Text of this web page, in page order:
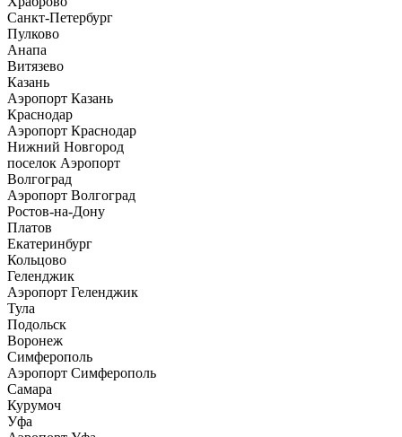
Санкт-Петербург
Пулково
Анапа
Витязево
Казань
Аэропорт Казань
Краснодар
Аэропорт Краснодар
Нижний Новгород
поселок Аэропорт
Волгоград
Аэропорт Волгоград
Ростов-на-Дону
Платов
Екатеринбург
Кольцово
Геленджик
Аэропорт Геленджик
Тула
Подольск
Воронеж
Симферополь
Аэропорт Симферополь
Самара
Курумоч
Уфа